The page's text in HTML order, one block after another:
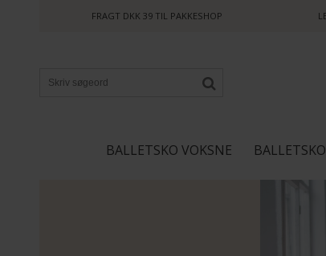
FRAGT DKK 39 TIL PAKKESHOP
BALLETSKO VOKSNE